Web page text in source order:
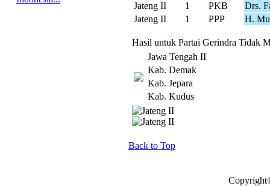
Jateng II
1 PKB
Drs.
Jateng II
1 PPP H.
Hasil untuk Partai Gerindra Tidak
Jawa Tengah II
Kab. Demak
Kab. Jepara
Kab. Kudus
Back to Top